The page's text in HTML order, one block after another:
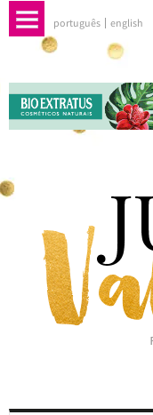
português english